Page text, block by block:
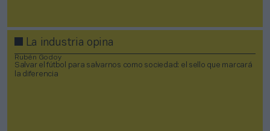
La industria opina
Rubén Godoy
Salvar el fútbol para salvarnos como sociedad: el sello que marcará
la diferencia